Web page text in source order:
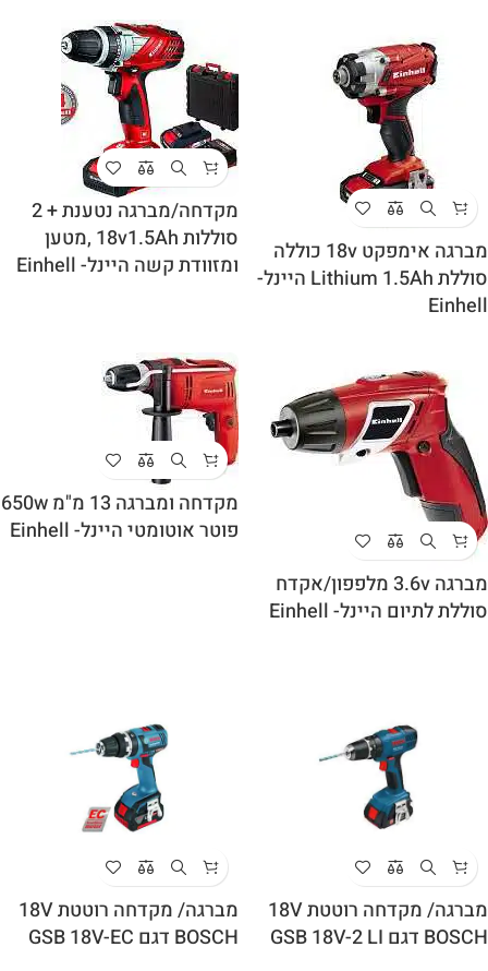
מברגה אימפקט 18v כוללה
סוללת Lithium 1.5Ah היינל-
Einhell
מקדחה/מברגה נטענת + 2
סוללות 18v1.5Ah ,מטען
ומזוודת קשה היינל- Einhell
מברגה 3.6v מלפפון/אקדח
סוללת לתיום היינל- Einhell
מקדחה ומברגה 13 מ"מ 650w
פוטר אוטומטי היינל- Einhell
מברגה/ מקדחה רוטטת 18V
BOSCH דגם GSB 18V-2 LI
מברגה/ מקדחה רוטטת 18V
BOSCH דגם GSB 18V-EC